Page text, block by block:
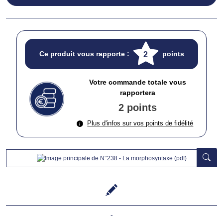
Ce produit vous rapporte : 2 points
Votre commande totale vous
rapportera
2 points
Plus d'infos sur vos points de fidélité
-